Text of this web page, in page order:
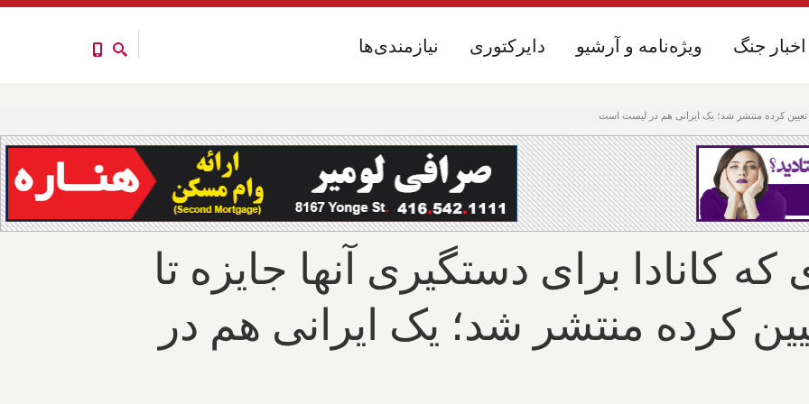
نیازمندی‌ها دایرکتوری ویژه‌نامه و آرشیو اخبار جنگ نیازمندی‌ها دایرکتوری ویژه‌نامه و آرشیو اخبار جنگ
که کانادا برای دستگیری آنها جایزه تا
۲۵۰,۰۰۰ تعیین کرده منتشر شد؛ یک ایرانی هم در